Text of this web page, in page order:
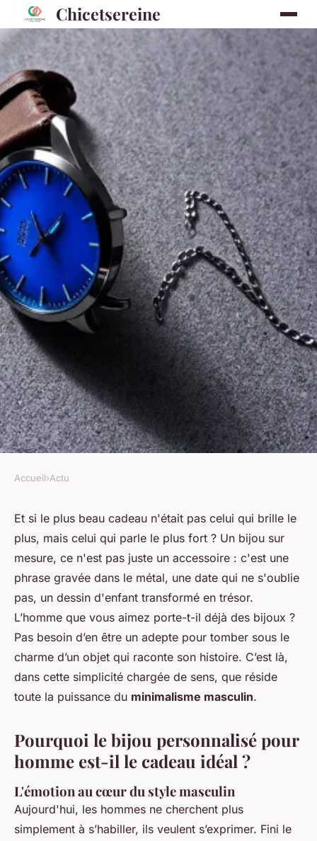
Chicetsereine
Boostez votre style : 7 idées de
bijoux personnalisés pour
homme
Viviana• 31/03/2026 12:52 •8 min de lecture
Accueil›Actu
Et si le plus beau cadeau n'était pas celui qui brille le
plus, mais celui qui parle le plus fort ? Un bijou sur
mesure, ce n'est pas juste un accessoire : c'est une
phrase gravée dans le métal, une date qui ne s'oublie
pas, un dessin d'enfant transformé en trésor.
L’homme que vous aimez porte-t-il déjà des bijoux ?
Pas besoin d’en être un adepte pour tomber sous le
charme d’un objet qui raconte son histoire. C’est là,
dans cette simplicité chargée de sens, que réside
toute la puissance du minimalisme masculin.
Pourquoi le bijou personnalisé pour
homme est-il le cadeau idéal ?
L'émotion au cœur du style masculin
Aujourd'hui, les hommes ne cherchent plus
simplement à s’habiller, ils veulent s’exprimer. Fini le